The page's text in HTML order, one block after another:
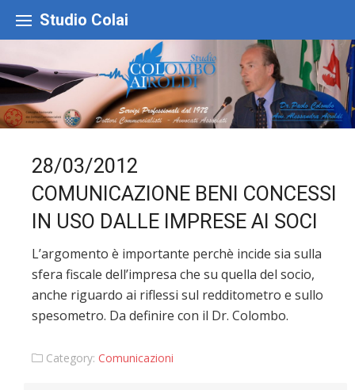
content
Studio Colai
28/03/2012
COMUNICAZIONE BENI CONCESSI
IN USO DALLE IMPRESE AI SOCI
L’argomento è importante perchè incide sia sulla
sfera fiscale dell’impresa che su quella del socio,
anche riguardo ai riflessi sul redditometro e sullo
spesometro. Da definire con il Dr. Colombo.
Category: Comunicazioni